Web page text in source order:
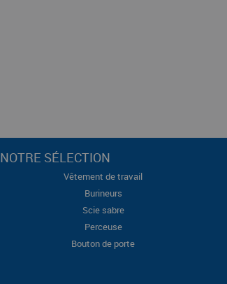
NOTRE SÉLECTION
Vêtement de travail
Burineurs
Scie sabre
Perceuse
Bouton de porte